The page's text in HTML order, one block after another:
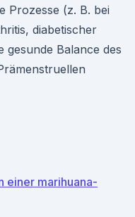
Prozesse (z. B. bei
diabetischer
gesunde Balance des
einer marihuana-